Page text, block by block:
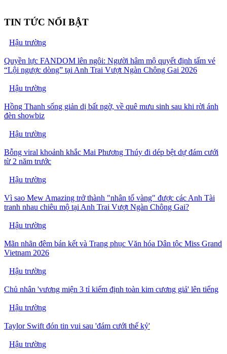
TIN TỨC NỔI BẬT
Hậu trường
Quyền lực FANDOM lên ngôi: Người hâm mộ quyết định tấm vé
“Lội ngược dòng” tại Anh Trai Vượt Ngàn Chông Gai 2026
Hậu trường
Hồng Thanh sống giản dị bất ngờ, về quê mưu sinh sau khi rời ánh
đèn showbiz
Hậu trường
Bỗng viral khoảnh khắc Mai Phương Thúy đi dép bệt dự đám cưới
từ 2 năm trước
Hậu trường
Vì sao Mew Amazing trở thành "nhân tố vàng" được các Anh Tài
tranh nhau chiêu mộ tại Anh Trai Vượt Ngàn Chông Gai?
Hậu trường
Mãn nhãn đêm bán kết và Trang phục Văn hóa Dân tộc Miss Grand
Vietnam 2026
Hậu trường
Chủ nhân 'vương miện 3 tỉ kiểm định toàn kim cương giả' lên tiếng
Hậu trường
Taylor Swift đón tin vui sau 'đám cưới thế kỷ'
Hậu trường